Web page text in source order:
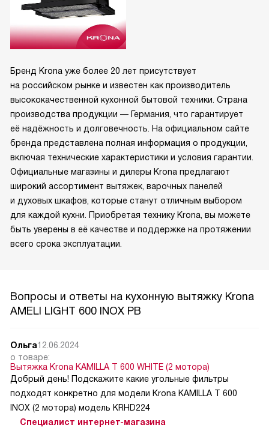
Бренд Krona уже более 20 лет присутствует
на российском рынке и известен как производитель
высококачественной кухонной бытовой техники. Страна
производства продукции — Германия, что гарантирует
её надёжность и долговечность. На официальном сайте
бренда представлена полная информация о продукции,
включая технические характеристики и условия гарантии.
Официальные магазины и дилеры Krona предлагают
широкий ассортимент вытяжек, варочных панелей
и духовых шкафов, которые станут отличным выбором
для каждой кухни. Приобретая технику Krona, вы можете
быть уверены в её качестве и поддержке на протяжении
всего срока эксплуатации.
Вопросы и ответы на кухонную вытяжку Krona
AMELI LIGHT 600 INOX PB
Ольга12.06.2024
о товаре:
Вытяжка Krona KAMILLA T 600 WHITE (2 мотора)
Добрый день! Подскажите какие угольные фильтры
подходят конкретно для модели Krona KAMILLA T 600
INOX (2 мотора) модель KRHD224
Специалист интернет-магазина